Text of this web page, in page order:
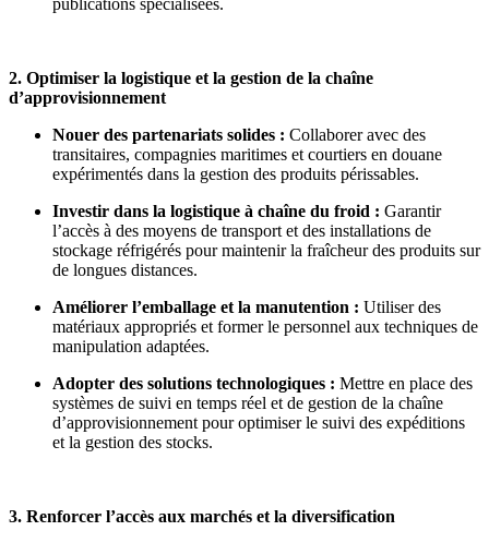
publications spécialisées.
2. Optimiser la logistique et la gestion de la chaîne
d’approvisionnement
Nouer des partenariats solides : Collaborer avec des
transitaires, compagnies maritimes et courtiers en douane
expérimentés dans la gestion des produits périssables.
Investir dans la logistique à chaîne du froid : Garantir
l’accès à des moyens de transport et des installations de
stockage réfrigérés pour maintenir la fraîcheur des produits sur
de longues distances.
Améliorer l’emballage et la manutention : Utiliser des
matériaux appropriés et former le personnel aux techniques de
manipulation adaptées.
Adopter des solutions technologiques : Mettre en place des
systèmes de suivi en temps réel et de gestion de la chaîne
d’approvisionnement pour optimiser le suivi des expéditions
et la gestion des stocks.
3. Renforcer l’accès aux marchés et la diversification